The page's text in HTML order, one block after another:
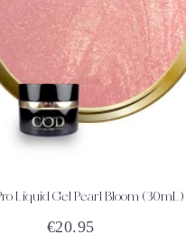
DÉTAILS
Liquid Gel Pearl Bloom (30mL)
€20.95